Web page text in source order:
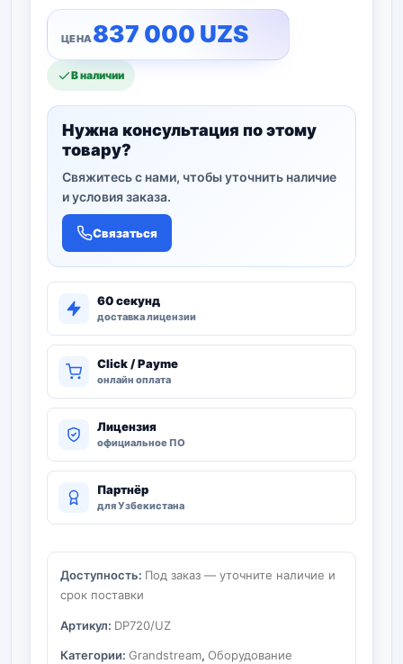
837 000 UZS
В наличии
Нужна консультация по этому
товару?
Свяжитесь с нами, чтобы уточнить наличие
и условия заказа.
Связаться
60 секунд
доставка лицензии
Click / Payme
онлайн оплата
Лицензия
официальное ПО
Партнёр
для Узбекистана
Доступность: Под заказ — уточните наличие и
срок поставки
Артикул: DP720/UZ
Категории: Grandstream, Оборудование